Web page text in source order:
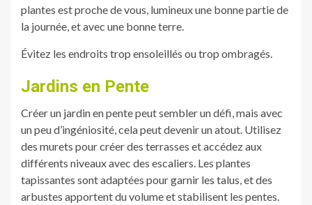
plantes est proche de vous, lumineux une bonne partie de
la journée, et avec une bonne terre.
Évitez les endroits trop ensoleillés ou trop ombragés.
Jardins en Pente
Créer un jardin en pente peut sembler un défi, mais avec
un peu d’ingéniosité, cela peut devenir un atout. Utilisez
des murets pour créer des terrasses et accédez aux
différents niveaux avec des escaliers. Les plantes
tapissantes sont adaptées pour garnir les talus, et des
arbustes apportent du volume et stabilisent les pentes.